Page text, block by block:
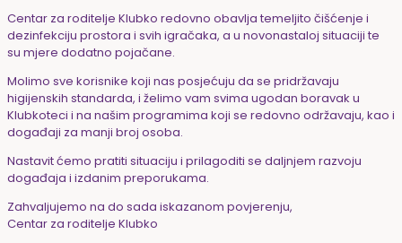
Centar za roditelje Klubko redovno obavlja temeljito čišćenje i
dezinfekciju prostora i svih igračaka, a u novonastaloj situaciji te
su mjere dodatno pojačane.
Molimo sve korisnike koji nas posjećuju da se pridržavaju
higijenskih standarda, i želimo vam svima ugodan boravak u
Klubkoteci i na našim programima koji se redovno održavaju, kao i
događaji za manji broj osoba.
Nastavit ćemo pratiti situaciju i prilagoditi se daljnjem razvoju
događaja i izdanim preporukama.
Zahvaljujemo na do sada iskazanom povjerenju,
Centar za roditelje Klubko